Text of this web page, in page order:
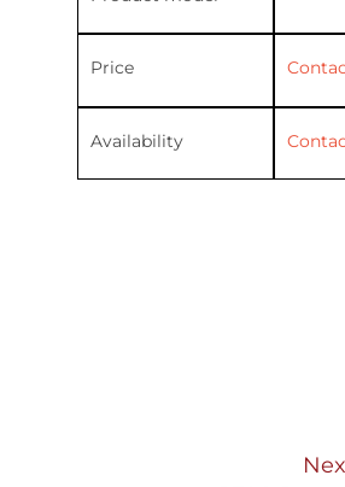
Price
Availability